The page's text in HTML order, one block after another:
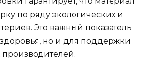
по ряду экологических и
Это важный показатель
но и для поддержки
производителей.